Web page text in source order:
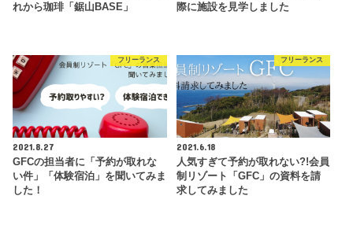
れから珈琲「鋸山BASE」
際に施設を見学しました
フリーランス
2021.8.27
GFCの担当者に「予約が取れな
い件」「体験宿泊」を聞いてみま
した！
フリーランス
2021.6.18
人気すぎて予約が取れない?!会員
制リゾート「GFC」の資料を請
求してみました